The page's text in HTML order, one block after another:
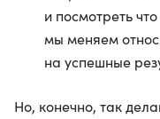
и посмотреть
мы меняем
на успешные
Но, конечно, так